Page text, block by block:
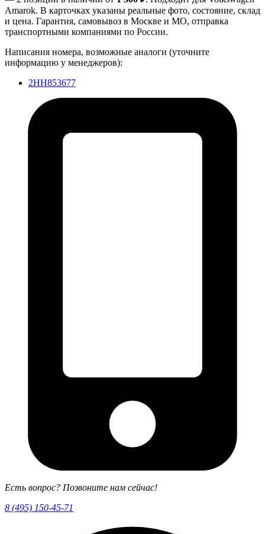
Amarok. В карточках указаны реальные фото, состояние, склад
и цена. Гарантия, самовывоз в Москве и МО, отправка
транспортными компаниями по России.
Написания номера, возможные аналоги (уточните
информацию у менеджеров):
2HH853677
Есть вопрос? Позвоните нам сейчас!
8 (495) 150-45-71